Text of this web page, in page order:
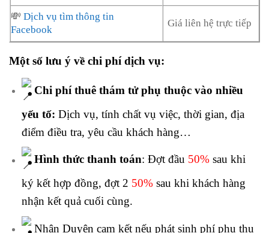
💸 Dịch vụ tìm thông tin
Facebook
Giá liên hệ trực tiếp
Một số lưu ý về chi phí dịch vụ:
Chi phí thuê thám tử phụ thuộc vào nhiều
yếu tố: Dịch vụ, tính chất vụ việc, thời gian, địa
điểm điều tra, yêu cầu khách hàng…
Hình thức thanh toán: Đợt đầu 50%sau khi
ký kết hợp đồng, đợt 2 50%sau khi khách hàng
nhận kết quả cuối cùng.
Nhân Duyên cam kết nếu phát sinh phí phụ thu